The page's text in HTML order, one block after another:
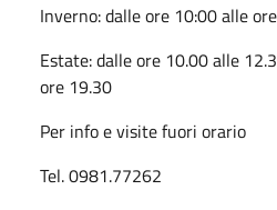
Inverno: dalle ore 10:00 alle
Estate: dalle ore 10.00 alle
ore 19.30
Per info e visite fuori orario
Tel. 0981.77262